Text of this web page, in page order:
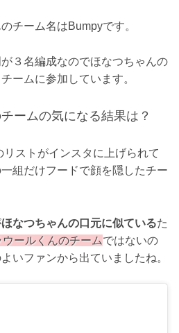
チーム名はBumpyです。
３名編成なのでほなつちゃんの
ームに参加しています。
ームの気になる結果は？
リストがインスタに上げられて
組だけフードで顔を隠したチー
ほなつちゃんの口元に似ているた
ウールくんのチームではないの
いファンから出ていましたね。